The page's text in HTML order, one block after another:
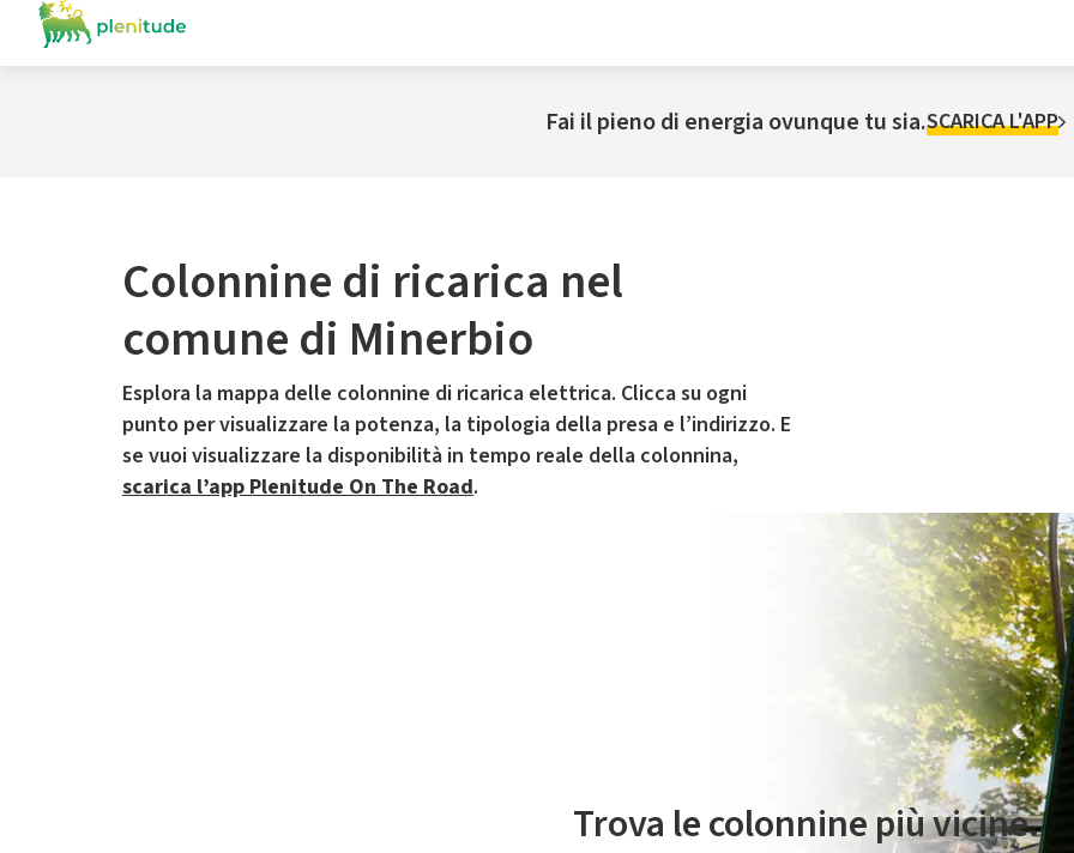
Fai il pieno di energia ovunque tu sia.SCARICA L'APP
Colonnine di ricarica nel
comune di Minerbio
Esplora la mappa delle colonnine di ricarica elettrica. Clicca su ogni
punto per visualizzare la potenza, la tipologia della presa e l’indirizzo. E
se vuoi visualizzare la disponibilità in tempo reale della colonnina,
scarica l’app Plenitude On The Road.
Il servizio di mobilità elettrica è gestito da Plenitude On The Road
Trova le colonnine più vicine.